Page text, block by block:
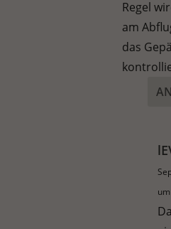
Regel
am
das